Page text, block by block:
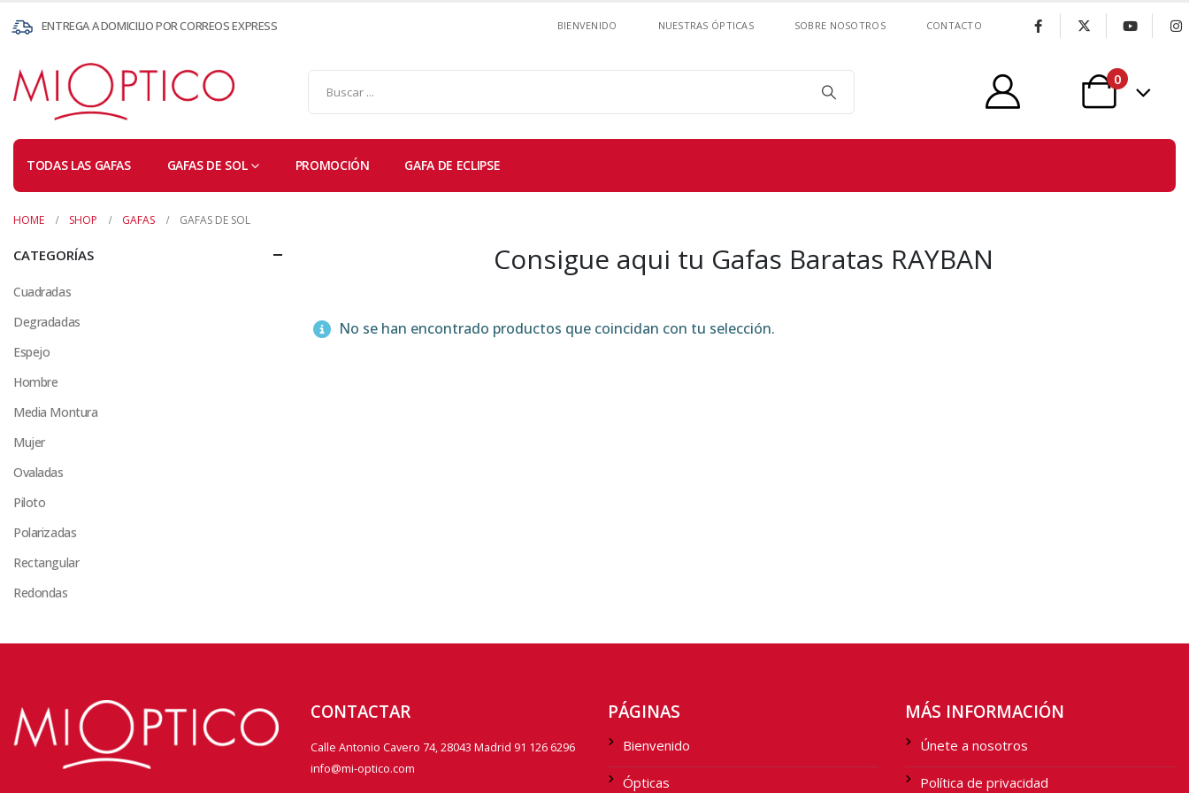
ENTREGA A DOMICILIO POR CORREOS EXPRESS BIENVENIDO NUESTRAS ÓPTICAS SOBRE NOSOTROS CONTACTO
0
TODAS LAS GAFAS GAFAS DE SOL PROMOCIÓN GAFA DE ECLIPSE
HOME SHOP GAFAS GAFAS DE SOL
Consigue aqui tu Gafas Baratas RAYBAN
No se han encontrado productos que coincidan con tu selección.
CATEGORÍAS
Cuadradas
Degradadas
Espejo
Hombre
Media Montura
Mujer
Ovaladas
Piloto
Polarizadas
Rectangular
Redondas
CONTACTAR
Calle Antonio Cavero 74, 28043 Madrid 91 126 6296
info@mi-optico.com
PÁGINAS
Bienvenido
Ópticas
MÁS INFORMACIÓN
Únete a nosotros
Política de privacidad